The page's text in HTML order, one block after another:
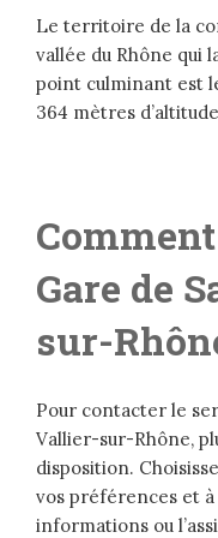
Le territoire de la
vallée du Rhône qui
point culminant est
364 mètres
Gare de
sur-
Pour contacter le
Vallier-sur-Rhône,
disposition.
vos préférences et
informations ou